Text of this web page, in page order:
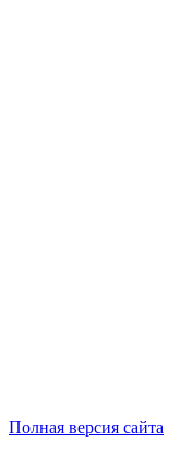
Полная версия сайта